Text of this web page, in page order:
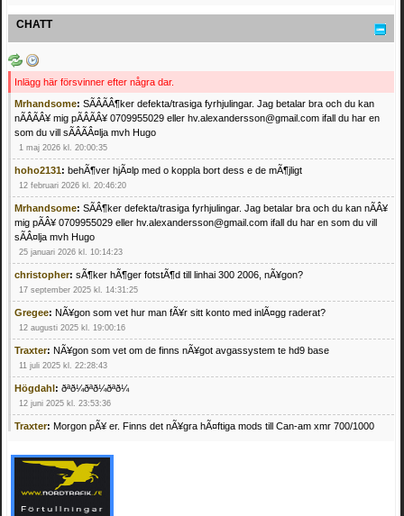
CHATT
Inlägg här försvinner efter några dar.
Mrhandsome: SÃÂÃÂ¶ker defekta/trasiga fyrhjulingar. Jag betalar bra och du kan
nÃÂÃÂ¥ mig pÃÂÃÂ¥ 0709955029 eller hv.alexandersson@gmail.com ifall du har en
som du vill sÃÂÃÂ¤lja mvh Hugo
1 maj 2026 kl. 20:00:35
hoho2131: behÃ¶ver hjÃ¤lp med o koppla bort dess e de mÃ¶jligt
12 februari 2026 kl. 20:46:20
Mrhandsome: SÃÂ¶ker defekta/trasiga fyrhjulingar. Jag betalar bra och du kan nÃÂ¥
mig pÃÂ¥ 0709955029 eller hv.alexandersson@gmail.com ifall du har en som du vill
sÃÂ¤lja mvh Hugo
25 januari 2026 kl. 10:14:23
christopher: sÃ¶ker hÃ¶ger fotstÃ¶d till linhai 300 2006, nÃ¥gon?
17 september 2025 kl. 14:31:25
Gregee: NÃ¥gon som vet hur man fÃ¥r sitt konto med inlÃ¤gg raderat?
12 augusti 2025 kl. 19:00:16
Traxter: NÃ¥gon som vet om de finns nÃ¥got avgassystem te hd9 base
11 juli 2025 kl. 22:28:43
Högdahl: ðªð¼ðªð¼ðªð¼
12 juni 2025 kl. 23:53:36
Traxter: Morgon pÃ¥ er. Finns det nÃ¥gra hÃ¤ftiga mods till Can-am xmr 700/1000
Mrhandsome:SÃ¶ker defekta/trasiga fyrhjulingar. Jag betalar bra och du kan nÃ¥ mig
pÃ¥ 0709955029 eller hv.alexandersson@gmail.com ifall du har en som du vill sÃ¤lja
mvh Hugo
21 februari 2025 kl. 09:25:52